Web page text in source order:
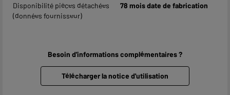
Disponibilité pièces détachées
(données fournisseur)
78 mois date de fabrication
Besoin d'informations complémentaires ?
Télécharger la notice d'utilisation